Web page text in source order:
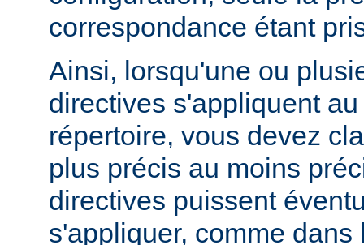
correspondance étant
Ainsi, lorsqu'une ou
directives s'appliquent
répertoire, vous devez
plus précis au moins
directives puissent
s'appliquer, comme